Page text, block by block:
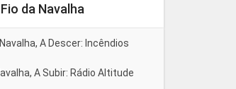
Fio da Navalha
A Descer: Incêndios
A Subir: Rádio Altitude